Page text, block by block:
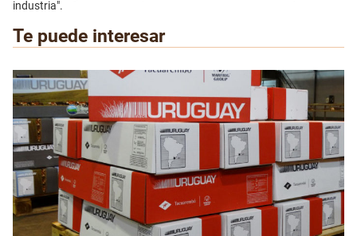
industria".
Te puede interesar